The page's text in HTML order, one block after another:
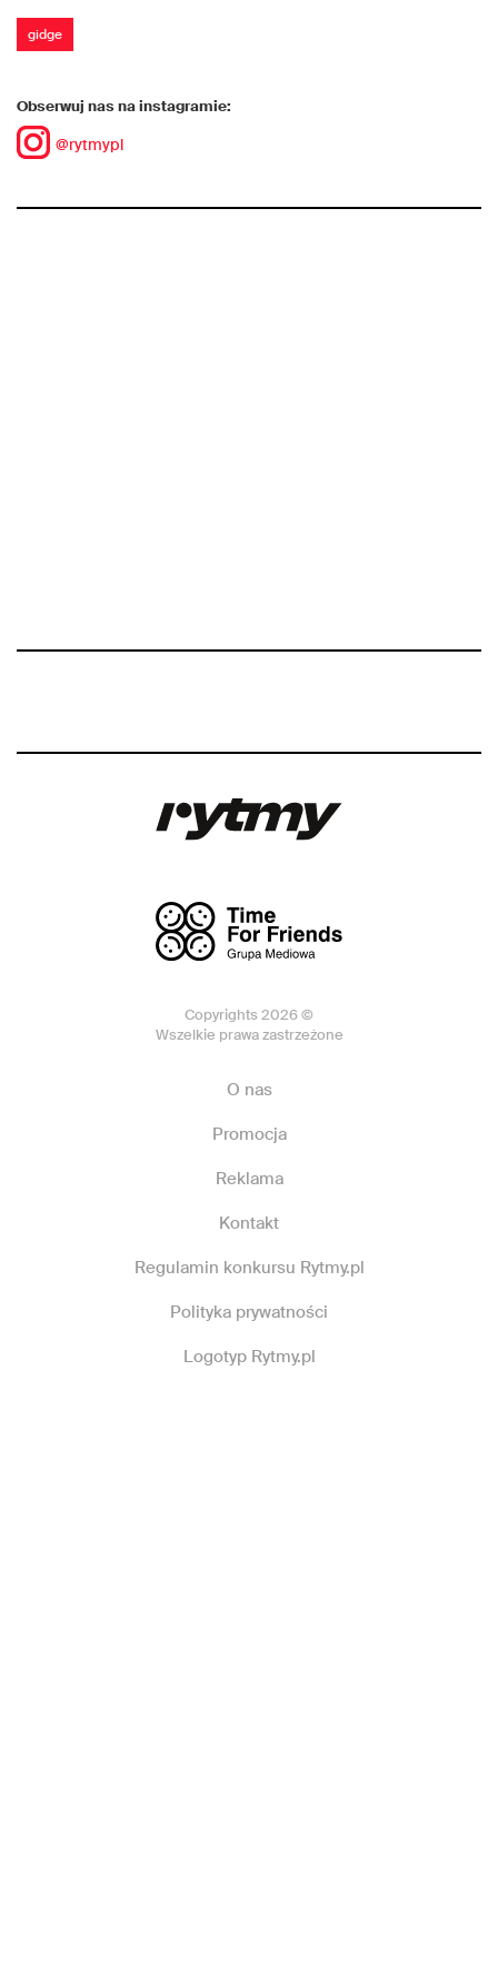
gidge
Obserwuj nas na instagramie:
@rytmypl
Copyrights 2026 ©
Wszelkie prawa zastrzeżone
O nas
Promocja
Reklama
Kontakt
Regulamin konkursu Rytmy.pl
Polityka prywatności
Logotyp Rytmy.pl